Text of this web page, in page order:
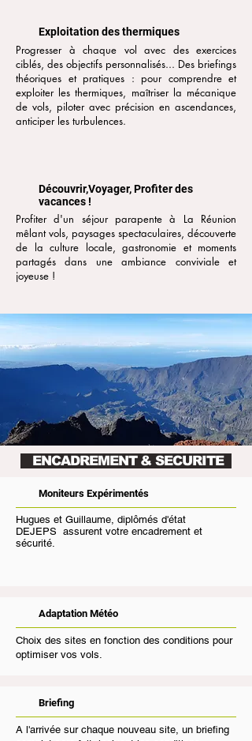
Exploitation des thermiques
Progresser à chaque vol avec des exercices
ciblés, des objectifs personnalisés... Des briefings
théoriques et pratiques : pour comprendre et
exploiter les thermiques, maîtriser la mécanique
de vols, piloter avec précision en ascendances,
anticiper les turbulences.
Découvrir,Voyager, Profiter des
vacances !
Profiter d'un séjour parapente à La Réunion
mêlant vols, paysages spectaculaires, découverte
de la culture locale, gastronomie et moments
partagés dans une ambiance conviviale et
joyeuse !
ENCADREMENT & SECURITE
Moniteurs Expérimentés
Hugues et Guillaume, diplômés d'état
DEJEPS assurent votre encadrement et
sécurité.
Adaptation Météo
Choix des sites en fonction des conditions pour
optimiser vos vols.
Briefing
A l'arrivée sur chaque nouveau site, un briefing